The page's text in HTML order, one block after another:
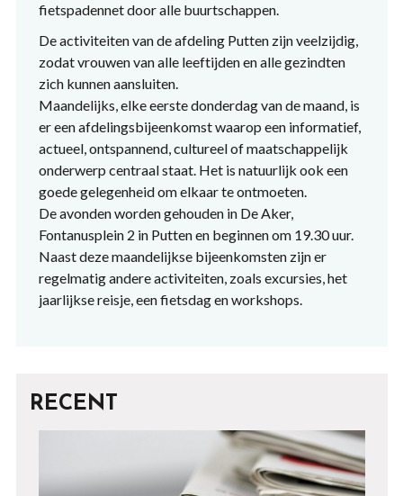
fietspadennet door alle buurtschappen.
De activiteiten van de afdeling Putten zijn veelzijdig,
zodat vrouwen van alle leeftijden en alle gezindten
zich kunnen aansluiten.
Maandelijks, elke eerste donderdag van de maand, is
er een afdelingsbijeenkomst waarop een informatief,
actueel, ontspannend, cultureel of maatschappelijk
onderwerp centraal staat. Het is natuurlijk ook een
goede gelegenheid om elkaar te ontmoeten.
De avonden worden gehouden in De Aker,
Fontanusplein 2 in Putten en beginnen om 19.30 uur.
Naast deze maandelijkse bijeenkomsten zijn er
regelmatig andere activiteiten, zoals excursies, het
jaarlijkse reisje, een fietsdag en workshops.
RECENT